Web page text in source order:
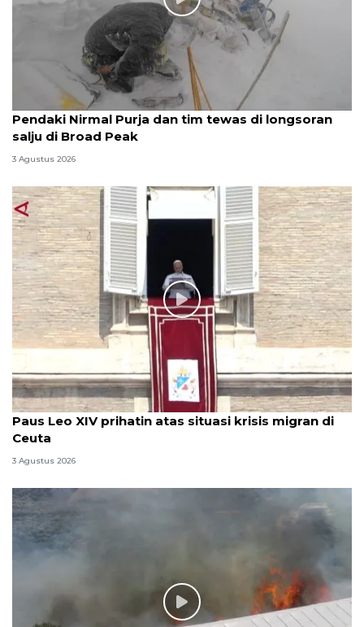
Pendaki Nirmal Purja dan tim tewas di longsoran
salju di Broad Peak
3 Agustus 2026
Paus Leo XIV prihatin atas situasi krisis migran di
Ceuta
3 Agustus 2026